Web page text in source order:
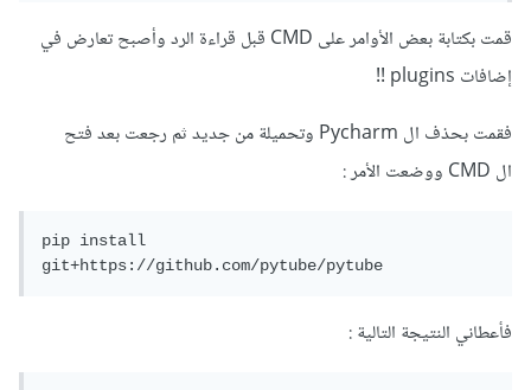
WARNING: You are using pip version 20.2.3;
however, version 21.0.1 is available.
ويمكنك أن تقوم بتحديثه من خلال فتح CMD كمدير Run As
Administrator وكتابة الأمر التالي:
pip install --upgrade pip
أو الأمر:
قمت بكتابة بعض الأوامر على CMD قبل قراءة الرد وأصبح تعارض في
إضافات plugins !!
فقمت بحذف ال Pycharm وتحميلة من جديد ثم رجعت بعد فتح
ال CMD ووضعت الأمر :
pip install
git+https://github.com/pytube/pytube
فأعطاني النتيجة التالية :